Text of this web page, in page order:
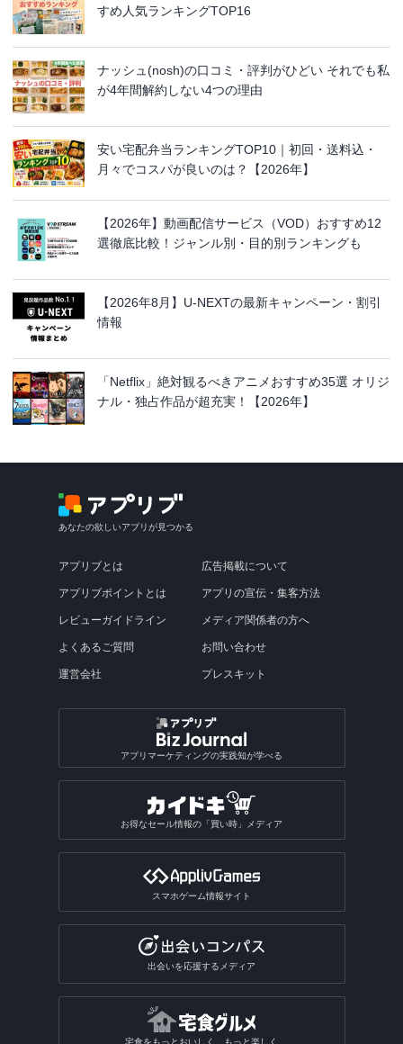
すめ人気ランキングTOP16
ナッシュ(nosh)の口コミ・評判がひどい それでも私
が4年間解約しない4つの理由
安い宅配弁当ランキングTOP10｜初回・送料込・
月々でコスパが良いのは？【2026年】
【2026年】動画配信サービス（VOD）おすすめ12
選徹底比較！ジャンル別・目的別ランキングも
【2026年8月】U-NEXTの最新キャンペーン・割引
情報
「Netflix」絶対観るべきアニメおすすめ35選 オリジ
ナル・独占作品が超充実！【2026年】
あなたの欲しいアプリが見つかる
アプリブとは
アプリブポイントとは
レビューガイドライン
よくあるご質問
運営会社
広告掲載について
アプリの宣伝・集客方法
メディア関係者の方へ
お問い合わせ
プレスキット
アプリマーケティングの実践知が学べる
お得なセール情報の「買い時」メディア
スマホゲーム情報サイト
出会いを応援するメディア
宅食をもっとおいしく、もっと楽しく